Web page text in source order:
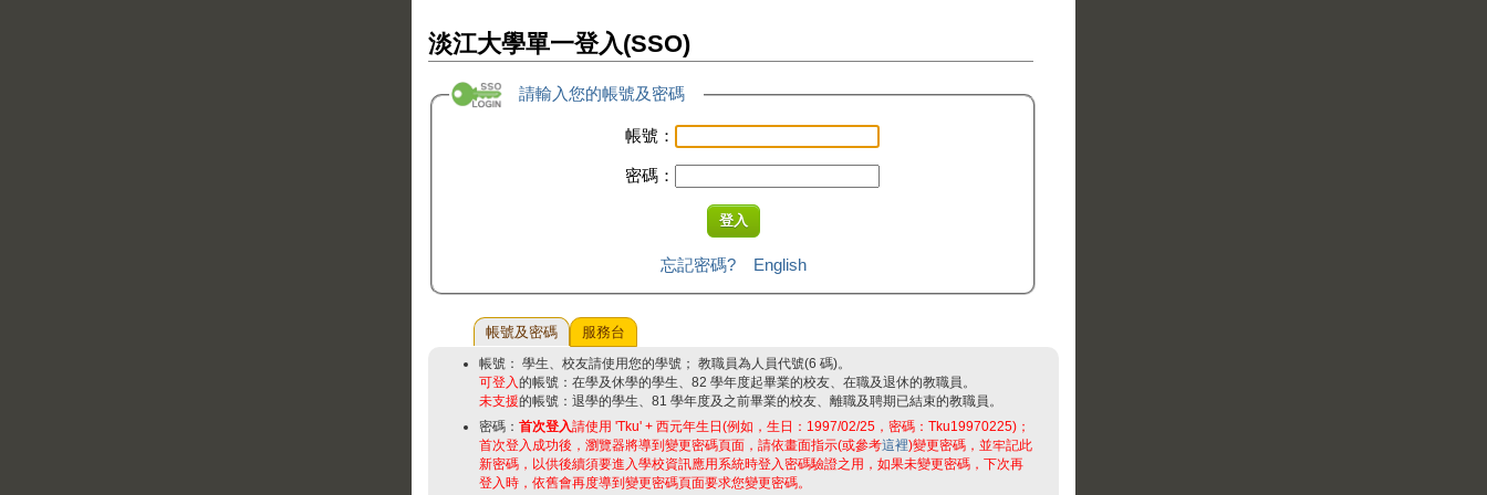
淡江大學單一登入(SSO)
請輸入您的帳號及密碼
帳號：
密碼：
忘記密碼? English
帳號及密碼 服務台
帳號： 學生、校友請使用您的學號； 教職員為人員代號(6 碼)。
可登入 的帳號：在學及休學的學生、82 學年度起畢業的校友、在職及退休的教職員。
未支援的帳號：退學的學生、81 學年度及之前畢業的校友、離職及聘期已結束的教職員。
密碼： 首次登入 請使用 'Tku' + 西元年生日(例如，生日：1997/02/25，密碼：Tku19970225)；
首次登入成功後，瀏覽器將導到變更密碼頁面，請依畫面指示(或參考這裡)變更密碼，並牢記此
新密碼，以供後續須要進入學校資訊應用系統時登入密碼驗證之用，如果未變更密碼，下次再
登入時，依舊會再度導到變更密碼頁面要求您變更密碼。